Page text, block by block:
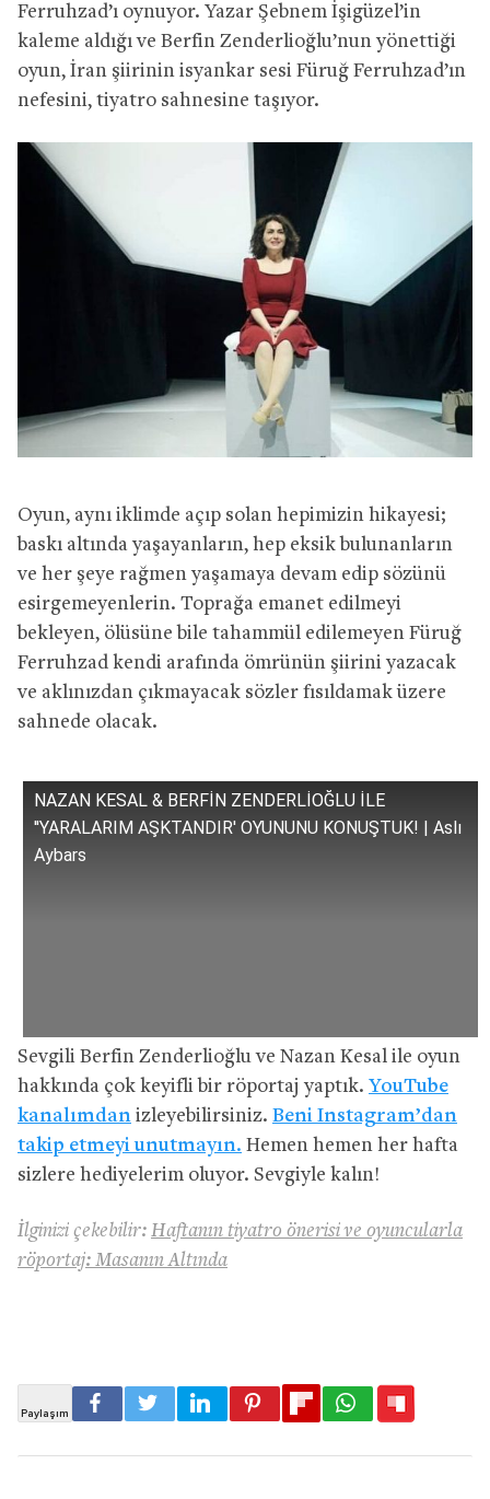
Ferruhzad’ı oynuyor. Yazar Şebnem İşigüzel’in
kaleme aldığı ve Berfin Zenderlioğlu’nun yönettiği
oyun, İran şiirinin isyankar sesi Füruğ Ferruhzad’ın
nefesini, tiyatro sahnesine taşıyor.
Oyun, aynı iklimde açıp solan hepimizin hikayesi;
baskı altında yaşayanların, hep eksik bulunanların
ve her şeye rağmen yaşamaya devam edip sözünü
esirgemeyenlerin. Toprağa emanet edilmeyi
bekleyen, ölüsüne bile tahammül edilemeyen Füruğ
Ferruhzad kendi arafında ömrünün şiirini yazacak
ve aklınızdan çıkmayacak sözler fısıldamak üzere
sahnede olacak.
NAZAN KESAL & BERFİN ZENDERLİOĞLU İLE
''YARALARIM AŞKTANDIR' OYUNUNU KONUŞTUK! | Aslı
Aybars
Sevgili Berfin Zenderlioğlu ve Nazan Kesal ile oyun
hakkında çok keyifli bir röportaj yaptık. YouTube
kanalımdan izleyebilirsiniz. Beni Instagram’dan
takip etmeyi unutmayın. Hemen hemen her hafta
sizlere hediyelerim oluyor. Sevgiyle kalın!
İlginizi çekebilir: Haftanın tiyatro önerisi ve oyuncularla
röportaj: Masanın Altında